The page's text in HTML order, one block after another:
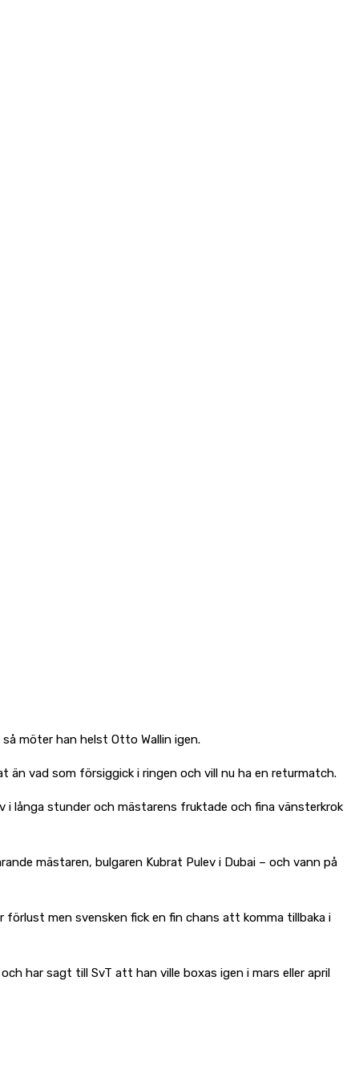
möter han helst Otto Wallin igen.
vad som försiggick i ringen och vill nu ha en returmatch.
långa stunder och mästarens fruktade och fina vänsterkrok
mästaren, bulgaren Kubrat Pulev i Dubai – och vann på
men svensken fick en fin chans att komma tillbaka i
har sagt till SvT att han ville boxas igen i mars eller april